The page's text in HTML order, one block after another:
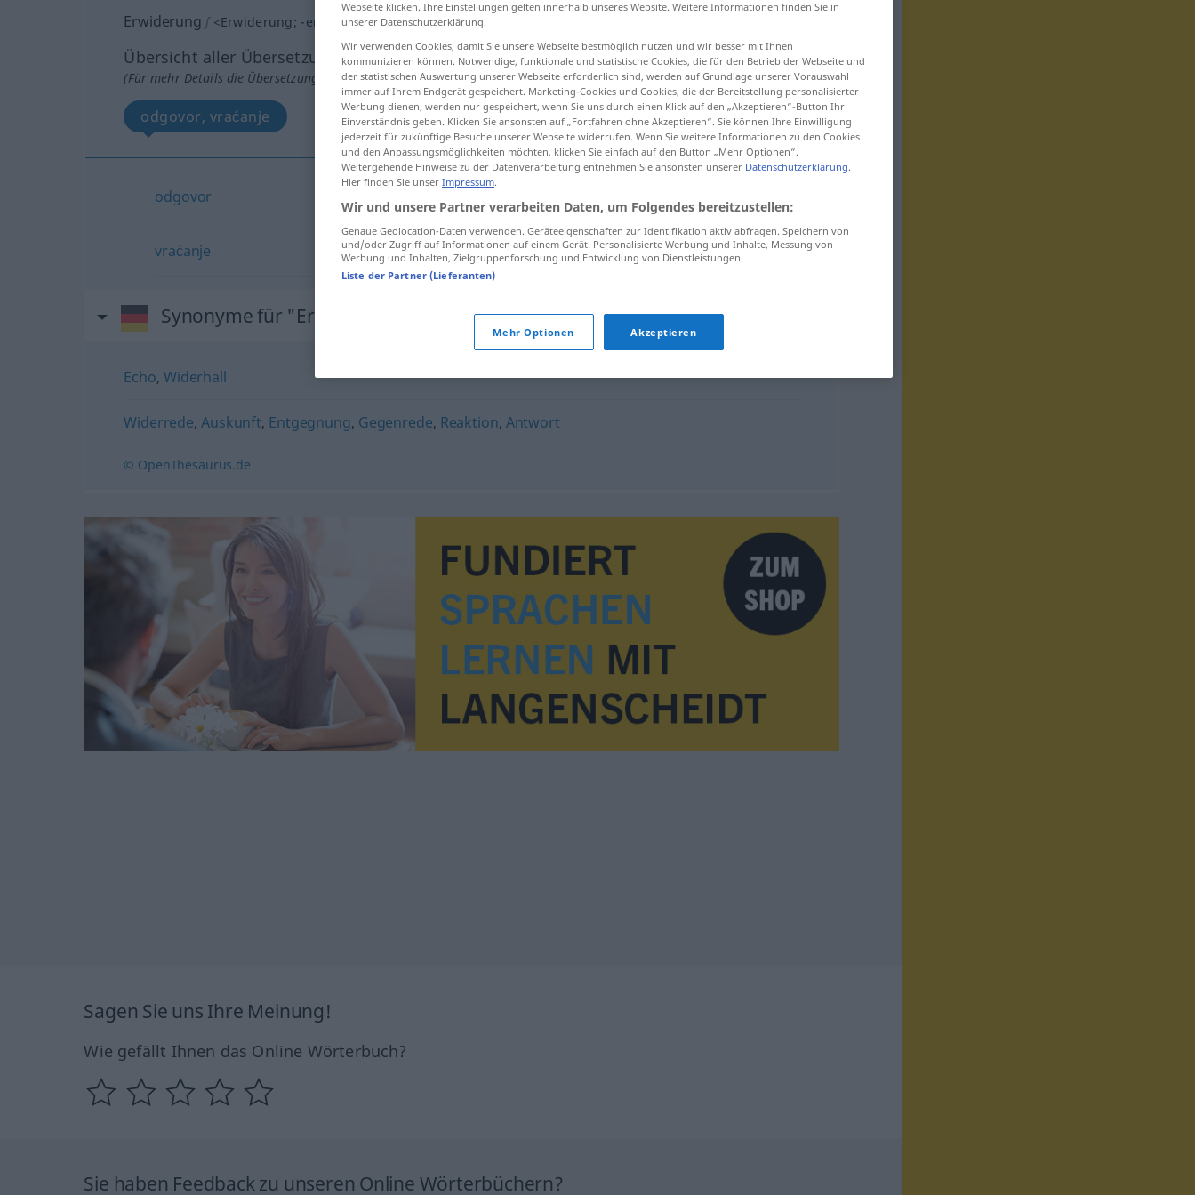
Erwiderung f <Erwiderung; -en
Übersicht aller Übersetzungen
(Für mehr Details die Übersetzung anklicken/antippen)
odgovor, vraćanje
odgovor
vraćanje Erwiderungeines Besuches
Synonyme für "Erwiderung"
Echo,Widerhall
Widerrede,Auskunft, Entgegnung, Gegenrede, Reaktion, Antwort
© OpenThesaurus.de
Sagen Sie uns Ihre Meinung!
Wie gefällt Ihnen das Online Wörterbuch?
Sie haben Feedback zu unseren Online Wörterbüchern?
Webseite klicken. Ihre Einstellungen gelten innerhalb unseres Website. Weitere Informationen finden Sie in
unserer Datenschutzerklärung.
Wir verwenden Cookies, damit Sie unsere Webseite bestmöglich nutzen und wir besser mit Ihnen
kommunizieren können. Notwendige, funktionale und statistische Cookies, die für den Betrieb der Webseite und
der statistischen Auswertung unserer Webseite erforderlich sind, werden auf Grundlage unserer Vorauswahl
immer auf Ihrem Endgerät gespeichert. Marketing-Cookies und Cookies, die der Bereitstellung personalisierter
Werbung dienen, werden nur gespeichert, wenn Sie uns durch einen Klick auf den „Akzeptieren“-Button Ihr
Einverständnis geben. Klicken Sie ansonsten auf „Fortfahren ohne Akzeptieren“. Sie können Ihre Einwilligung
jederzeit für zukünftige Besuche unserer Webseite widerrufen. Wenn Sie weitere Informationen zu den Cookies
und den Anpassungsmöglichkeiten möchten, klicken Sie einfach auf den Button „Mehr Optionen“.
Weitergehende Hinweise zu der Datenverarbeitung entnehmen Sie ansonsten unserer Datenschutzerklärung.
Hier finden Sie unser Impressum.
Wir und unsere Partner verarbeiten Daten, um Folgendes bereitzustellen:
Genaue Geolocation-Daten verwenden. Geräteeigenschaften zur Identifikation aktiv abfragen. Speichern von
und/oder Zugriff auf Informationen auf einem Gerät. Personalisierte Werbung und Inhalte, Messung von
Werbung und Inhalten, Zielgruppenforschung und Entwicklung von Dienstleistungen.
Liste der Partner (Lieferanten)
Mehr Optionen Akzeptieren